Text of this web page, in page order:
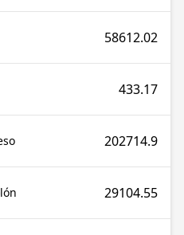
58612.02
433.17
202714.9
29104.55